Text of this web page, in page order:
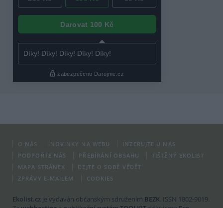
O NÁS NOVINKY NA WEBU
INZERUJTE U NÁS
PODPOŘTE NÁS
PŘEBÍRÁNÍ OBSAHU
TIŠTĚNÝ EKOLIST
MAPA STRÁNEK
DEJTE O SOBĚ VĚDĚT
ZPRÁVY E-MAILEM
COOKIES
Ekolist.cz je vydáván občanským sdružením BEZK. ISSN 1802-9019.